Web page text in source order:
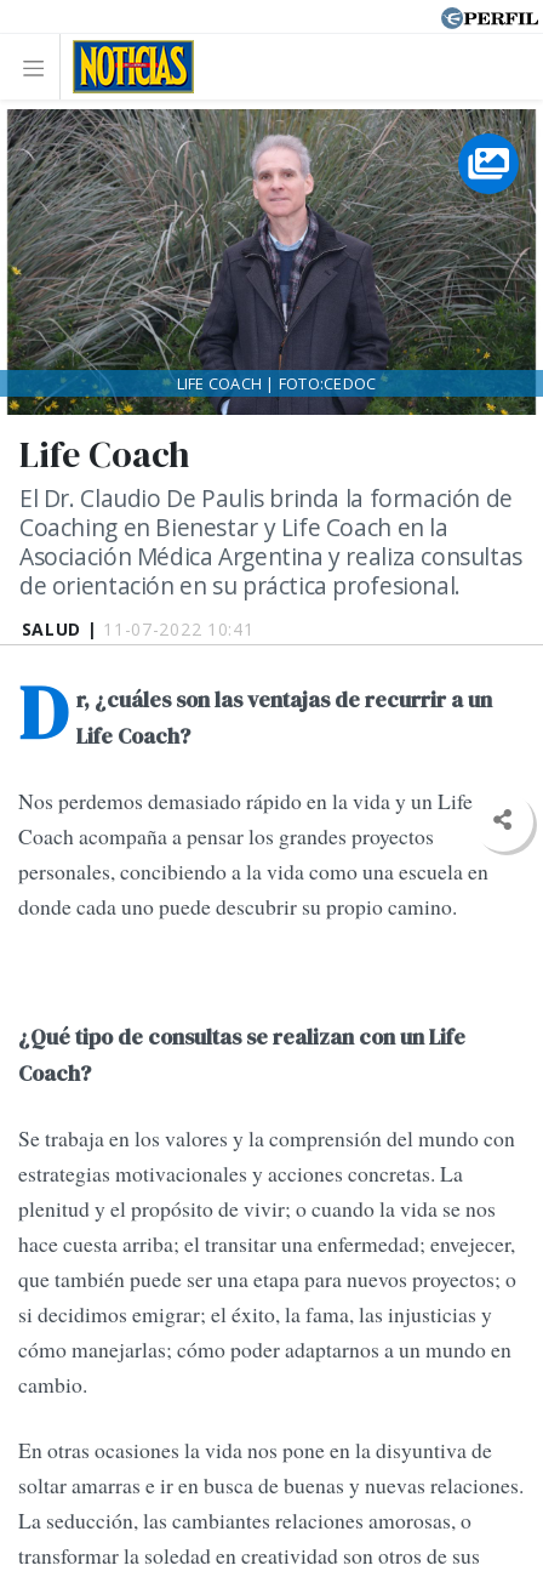
SALUD | 11-07-2022 10:41
Life Coach
El Dr. Claudio De Paulis brinda la formación de
Coaching en Bienestar y Life Coach en la
Asociación Médica Argentina y realiza consultas
de orientación en su práctica profesional.
LIFE COACH | FOTO:CEDOC
D r, ¿cuáles son las ventajas de recurrir a un
Life Coach?
Nos perdemos demasiado rápido en la vida y un Life
Coach acompaña a pensar los grandes proyectos
personales, concibiendo a la vida como una escuela en
donde cada uno puede descubrir su propio camino.
¿Qué tipo de consultas se realizan con un Life
Coach?
Se trabaja en los valores y la comprensión del mundo con
estrategias motivacionales y acciones concretas. La
plenitud y el propósito de vivir; o cuando la vida se nos
hace cuesta arriba; el transitar una enfermedad; envejecer,
que también puede ser una etapa para nuevos proyectos; o
si decidimos emigrar; el éxito, la fama, las injusticias y
cómo manejarlas; cómo poder adaptarnos a un mundo en
cambio.
En otras ocasiones la vida nos pone en la disyuntiva de
soltar amarras e ir en busca de buenas y nuevas relaciones.
La seducción, las cambiantes relaciones amorosas, o
transformar la soledad en creatividad son otros de sus